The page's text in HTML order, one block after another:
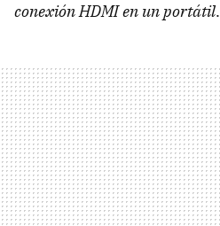
conexión HDMI en un portátil.